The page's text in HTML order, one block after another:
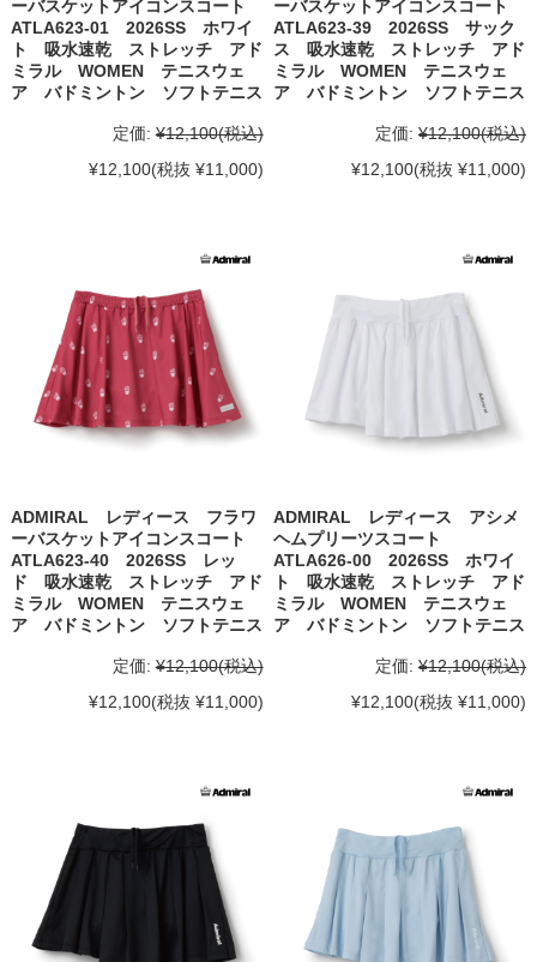
ーバスケットアイコンスコート
ATLA623-01 2026SS ホワイ
ト 吸水速乾 ストレッチ アド
ミラル WOMEN テニスウェ
ア バドミントン ソフトテニス
定価: ¥12,100(税込)
¥12,100(税抜 ¥11,000)
ーバスケットアイコンスコート
ATLA623-39 2026SS サック
ス 吸水速乾 ストレッチ アド
ミラル WOMEN テニスウェ
ア バドミントン ソフトテニス
定価: ¥12,100(税込)
¥12,100(税抜 ¥11,000)
ADMIRAL レディース フラワ
ーバスケットアイコンスコート
ATLA623-40 2026SS レッ
ド 吸水速乾 ストレッチ アド
ミラル WOMEN テニスウェ
ア バドミントン ソフトテニス
定価: ¥12,100(税込)
¥12,100(税抜 ¥11,000)
ADMIRAL レディース アシメ
ヘムプリーツスコート
ATLA626-00 2026SS ホワイ
ト 吸水速乾 ストレッチ アド
ミラル WOMEN テニスウェ
ア バドミントン ソフトテニス
定価: ¥12,100(税込)
¥12,100(税抜 ¥11,000)